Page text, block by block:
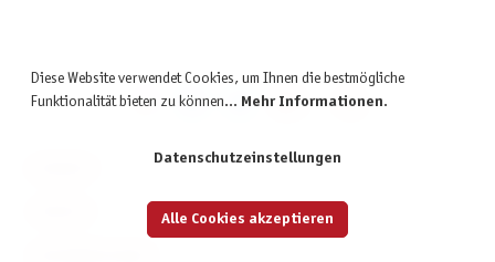
Diese Website verwendet Cookies, um Ihnen die bestmögliche
Funktionalität bieten zu können... Mehr Informationen.
Datenschutzeinstellungen
Alle Cookies akzeptieren